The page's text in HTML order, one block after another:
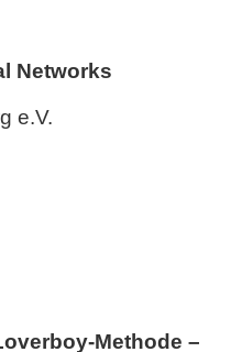
Networks
e.V.
Methode –